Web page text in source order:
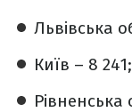
Львівська
Київ – 8 241;
Рівненська